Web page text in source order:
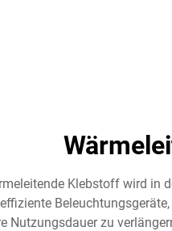
Klebstoff wird in
Nutzungsdauer zu